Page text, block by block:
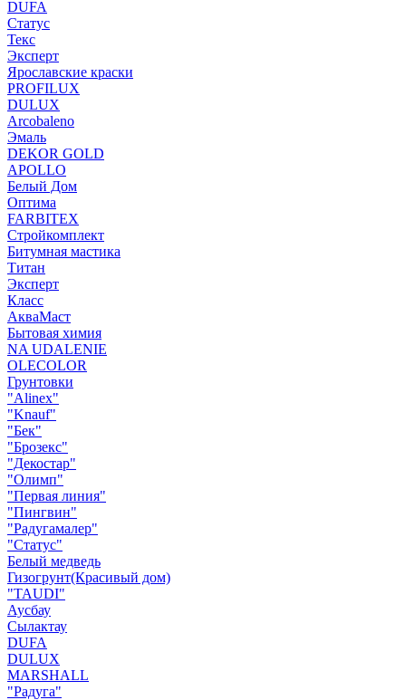
DUFA
Статус
Текс
Эксперт
Ярославские краски
PROFILUX
DULUX
Arcobaleno
Эмаль
DEKOR GOLD
APOLLO
Белый Дом
Оптима
FARBITEX
Стройкомплект
Битумная мастика
Титан
Эксперт
Класс
АкваМаст
Бытовая химия
NA UDALENIE
OLECOLOR
Грунтовки
"Alinex"
"Knauf"
"Бек"
"Брозекс"
"Декостар"
"Олимп"
"Первая линия"
"Пингвин"
"Радугамалер"
"Статус"
Белый медведь
Гизогрунт(Красивый дом)
"TAUDI"
Аусбау
Сылактау
DUFA
DULUX
MARSHALL
"Радуга"